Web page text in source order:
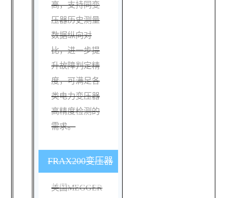
高，支持同变
压器历史测量
数据纵向对
比，进一步提
升故障判定精
度，可满足各
类电力变压器
高精度检测的
需求。
FRAX200变压器
绕组变形测试仪
美国MEGGER